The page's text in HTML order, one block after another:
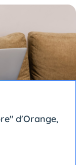
d'Orange,